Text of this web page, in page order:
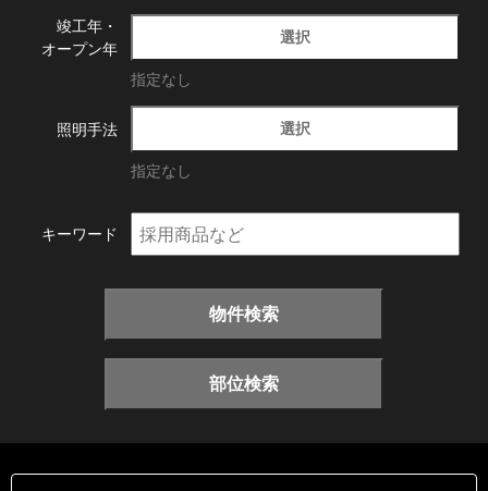
竣工年・
オープン年
選択
指定なし
照明手法 選択
指定なし
キーワード
物件検索
部位検索